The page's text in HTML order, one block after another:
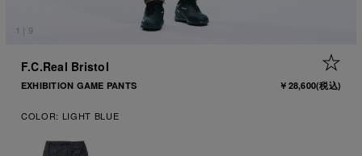
1 | 9
F.C.Real Bristol
EXHIBITION GAME PANTS ￥28,600(税込)
COLOR: LIGHT BLUE